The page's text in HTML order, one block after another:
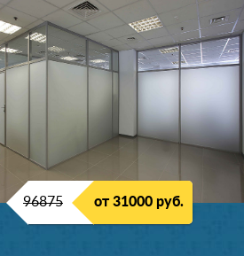
96875 от 31000 руб.